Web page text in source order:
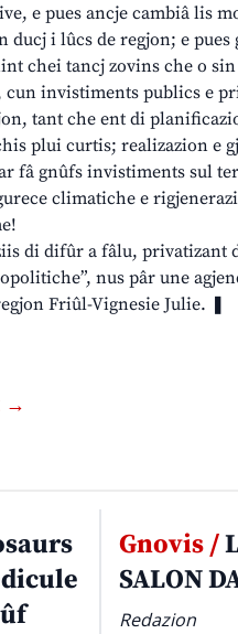
e pues ancje cambiâ lis
i lûcs de regjon; e pues
chei tancj zovins che o
invistiments publics e
tant che ent di
plui curtis; realizazion e
fâ gnûfs invistiments sul
climatiche e
di difûr a fâlu, privatizant
nus pâr une
Friûl-Vignesie Julie. ❚
→
Gnovis /
SALON
Redazion